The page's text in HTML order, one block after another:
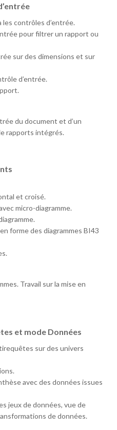
contrôles d’entrée.
pour filtrer un rapport ou
sur des dimensions et sur
d’entrée.
du document et d’un
rapports intégrés.
et croisé.
micro-diagramme.
forme des diagrammes BI43
Travail sur la mise en
et mode Données
sur des univers
avec des données issues
jeux de données, vue de
de données.